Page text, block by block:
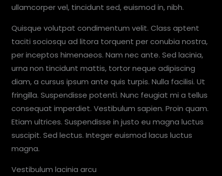
ullamcorper vel, tincidunt sed, euismod in, nibh.
Quisque volutpat condimentum velit. Class aptent
taciti sociosqu ad litora torquent per conubia nostra,
per inceptos himenaeos. Nam nec ante. Sed lacinia,
urna non tincidunt mattis, tortor neque adipiscing
diam, a cursus ipsum ante quis turpis. Nulla facilisi. Ut
fringilla. Suspendisse potenti. Nunc feugiat mi a tellus
consequat imperdiet. Vestibulum sapien. Proin quam.
Etiam ultrices. Suspendisse in justo eu magna luctus
suscipit. Sed lectus. Integer euismod lacus luctus
magna.
Vestibulum lacinia arcu